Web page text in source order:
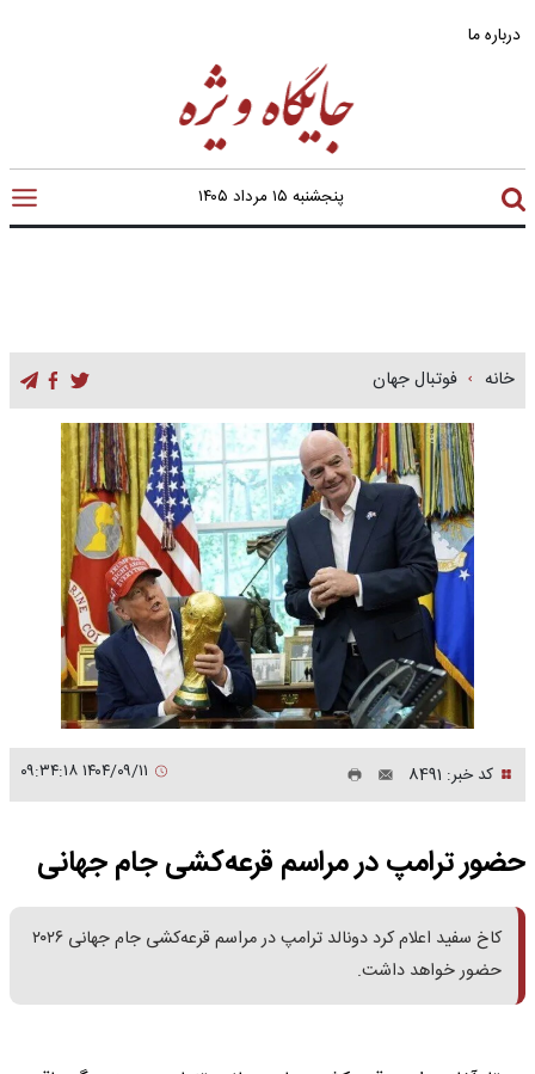
درباره ما
پنجشنبه ۱۵ مرداد ۱۴۰۵
خانه فوتبال جهان
کد خبر: 8491
حضور ترامپ در مراسم قرعه‌کشی جام جهانی
کاخ سفید اعلام کرد دونالد ترامپ در مراسم قرعه‌کشی جام جهانی ۲۰۲۶
حضور خواهد داشت.